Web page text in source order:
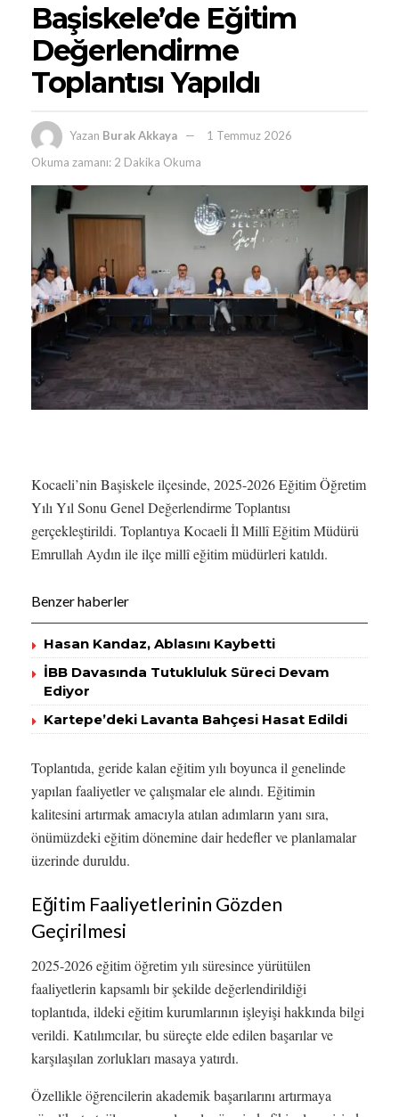
Başiskele’de Eğitim
Değerlendirme
Toplantısı Yapıldı
Yazan Burak Akkaya
1 Temmuz 2026
Okuma zamanı: 2 Dakika Okuma
Kocaeli’nin Başiskele ilçesinde, 2025-2026 Eğitim Öğretim
Yılı Yıl Sonu Genel Değerlendirme Toplantısı
gerçekleştirildi. Toplantıya Kocaeli İl Millî Eğitim Müdürü
Emrullah Aydın ile ilçe millî eğitim müdürleri katıldı.
Benzer haberler
Hasan Kandaz, Ablasını Kaybetti
İBB Davasında Tutukluluk Süreci Devam
Ediyor
Kartepe’deki Lavanta Bahçesi Hasat Edildi
Toplantıda, geride kalan eğitim yılı boyunca il genelinde
yapılan faaliyetler ve çalışmalar ele alındı. Eğitimin
kalitesini artırmak amacıyla atılan adımların yanı sıra,
önümüzdeki eğitim dönemine dair hedefler ve planlamalar
üzerinde duruldu.
Eğitim Faaliyetlerinin Gözden
Geçirilmesi
2025-2026 eğitim öğretim yılı süresince yürütülen
faaliyetlerin kapsamlı bir şekilde değerlendirildiği
toplantıda, ildeki eğitim kurumlarının işleyişi hakkında bilgi
verildi. Katılımcılar, bu süreçte elde edilen başarılar ve
karşılaşılan zorlukları masaya yatırdı.
Özellikle öğrencilerin akademik başarılarını artırmaya